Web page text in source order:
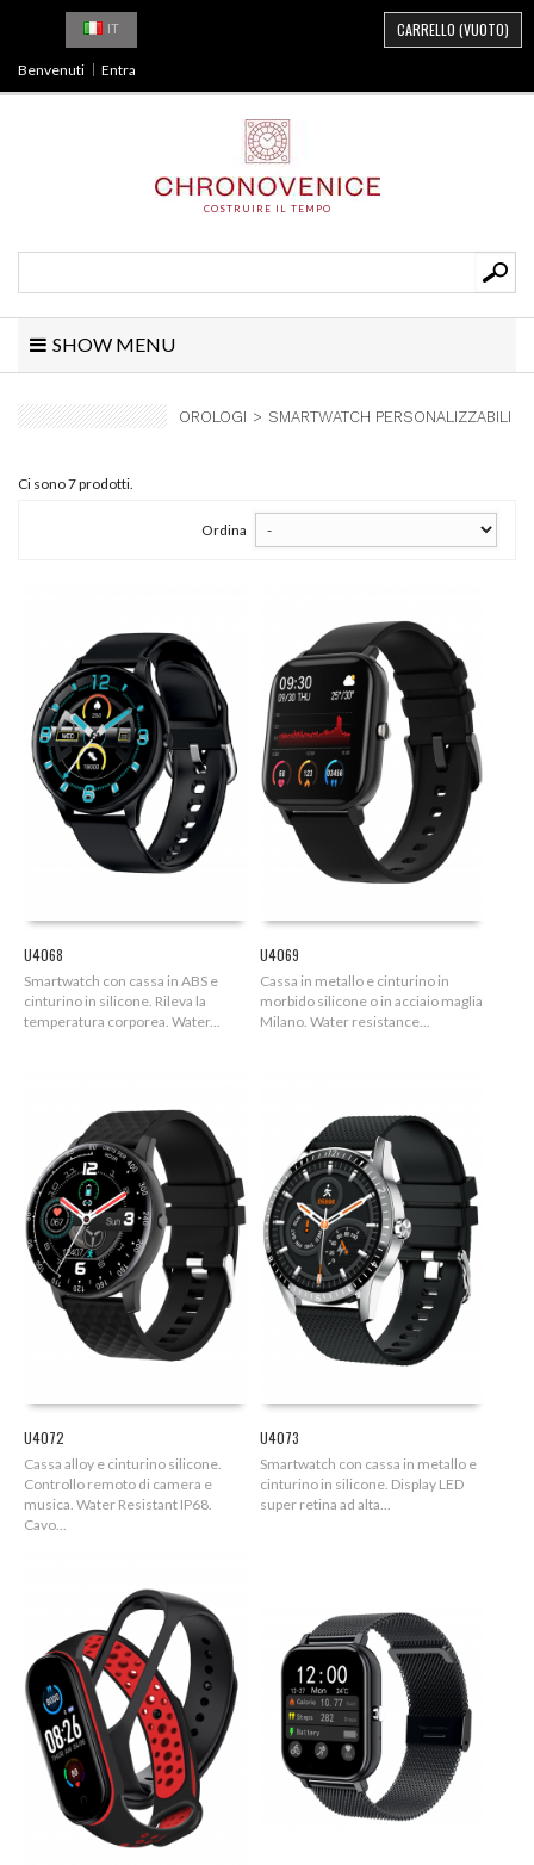
COSTRUIRE IL TEMPO
IT CARRELLO (VUOTO)
Benvenuti Entra
SHOW MENU
OROLOGI > SMARTWATCH PERSONALIZZABILI
Ci sono 7 prodotti.
Ordina
U4068
Smartwatch con cassa in ABS e
cinturino in silicone. Rileva la
temperatura corporea. Water...
U4069
Cassa in metallo e cinturino in
morbido silicone o in acciaio maglia
Milano. Water resistance...
U4072
Cassa alloy e cinturino silicone.
Controllo remoto di camera e
musica. Water Resistant IP68.
Cavo...
U4073
Smartwatch con cassa in metallo e
cinturino in silicone. Display LED
super retina ad alta...